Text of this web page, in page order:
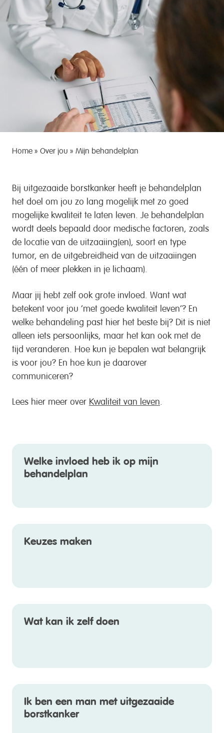
Home » Over jou » Mijn behandelplan
Bij uitgezaaide borstkanker heeft je behandelplan
het doel om jou zo lang mogelijk met zo goed
mogelijke kwaliteit te laten leven. Je behandelplan
wordt deels bepaald door medische factoren, zoals
de locatie van de uitzaaiing(en), soort en type
tumor, en de uitgebreidheid van de uitzaaiingen
(één of meer plekken in je lichaam).
Maar jij hebt zelf ook grote invloed. Want wat
betekent voor jou ‘met goede kwaliteit leven’? En
welke behandeling past hier het beste bij? Dit is niet
alleen iets persoonlijks, maar het kan ook met de
tijd veranderen. Hoe kun je bepalen wat belangrijk
is voor jou? En hoe kun je daarover
communiceren?
Lees hier meer over Kwaliteit van leven
Welke invloed heb ik op mijn
behandelplan
Keuzes maken
Wat kan ik zelf doen
Ik ben een man met uitgezaaide
borstkanker